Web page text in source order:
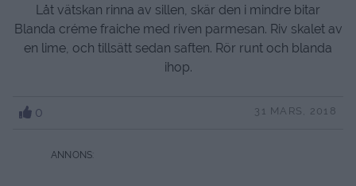
Låt vätskan rinna av sillen, skär den i mindre bitar
Blanda créme fraiche med riven parmesan. Riv skalet av
en lime, och tillsätt sedan saften. Rör runt och blanda
ihop.
0 31 MARS, 2018